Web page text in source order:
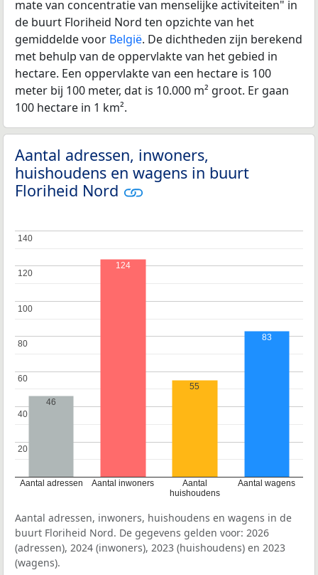
mate van concentratie van menselijke activiteiten" in
de buurt Floriheid Nord ten opzichte van het
gemiddelde voor België. De dichtheden zijn berekend
met behulp van de oppervlakte van het gebied in
hectare. Een oppervlakte van een hectare is 100
meter bij 100 meter, dat is 10.000 m² groot. Er gaan
100 hectare in 1 km².
Aantal adressen, inwoners,
huishoudens en wagens in buurt
Floriheid Nord
Aantal adressen Aantal inwoners
Aantal
huishoudens
Aantal wagens
20
20
40
40
60
60
80
80
100
100
120
120
140
140
46
124
55
83
Aantal adressen, inwoners, huishoudens en wagens in de
buurt Floriheid Nord. De gegevens gelden voor: 2026
(adressen), 2024 (inwoners), 2023 (huishoudens) en 2023
(wagens).